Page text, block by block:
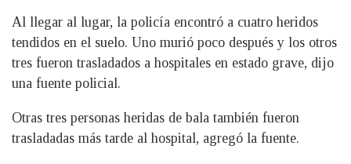
Al llegar al lugar, la policía encontró a cuatro heridos
tendidos en el suelo. Uno murió poco después y los otros
tres fueron trasladados a hospitales en estado grave, dijo
una fuente policial.
Otras tres personas heridas de bala también fueron
trasladadas más tarde al hospital, agregó la fuente.